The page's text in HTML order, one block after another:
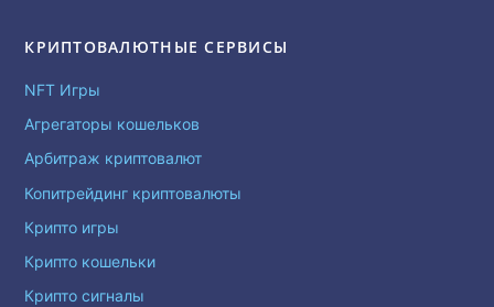
КРИПТОВАЛЮТНЫЕ СЕРВИСЫ
NFT Игры
Агрегаторы кошельков
Арбитраж криптовалют
Копитрейдинг криптовалюты
Крипто игры
Крипто кошельки
Крипто сигналы